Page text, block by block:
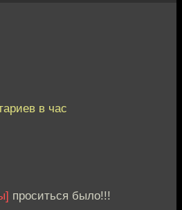
в час
проситься было!!!